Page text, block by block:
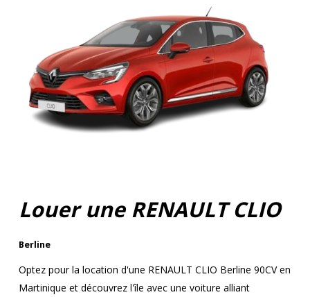
Louer une RENAULT CLIO
Berline
Optez pour la location d'une RENAULT CLIO Berline 90CV en
Martinique et découvrez l'île avec une voiture alliant